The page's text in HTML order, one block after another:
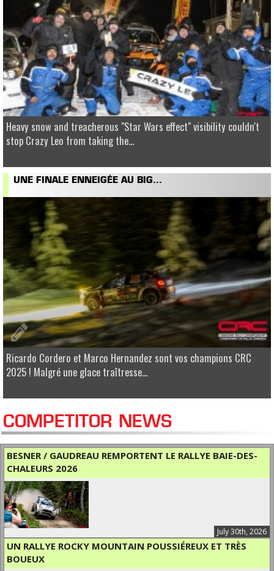
Heavy snow and treacherous "Star Wars effect" visibility couldn't
stop Crazy Leo from taking the...
UNE FINALE ENNEIGÉE AU BIG...
Ricardo Cordero et Marco Hernandez sont vos champions CRC
2025 ! Malgré une glace traîtresse...
COMPETITOR NEWS
BESNER / GAUDREAU REMPORTENT LE RALLYE BAIE-DES-
CHALEURS 2026
July 30th, 2026
UN RALLYE ROCKY MOUNTAIN POUSSIÉREUX ET TRÈS
BOUEUX